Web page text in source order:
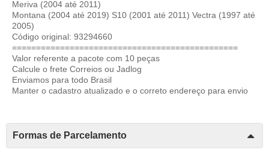
Meriva (2004 até 2011)
Montana (2004 até 2019) S10 (2001 até 2011) Vectra (1997 até
2005)
Código original: 93294660
===============================================
Valor referente a pacote com 10 peças
Calcule o frete Correios ou Jadlog
Enviamos para todo Brasil
Manter o cadastro atualizado e o correto endereço para envio
Formas de Parcelamento